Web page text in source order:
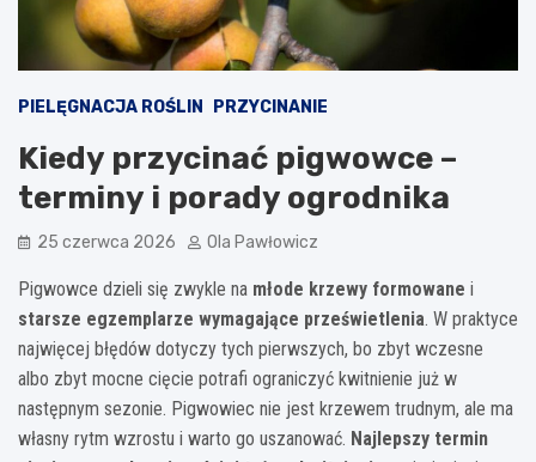
PIELĘGNACJA ROŚLIN PRZYCINANIE
Kiedy przycinać pigwowce –
terminy i porady ogrodnika
25 czerwca 2026 Ola Pawłowicz
Pigwowce dzieli się zwykle na młode krzewy formowane i
starsze egzemplarze wymagające prześwietlenia. W praktyce
najwięcej błędów dotyczy tych pierwszych, bo zbyt wczesne
albo zbyt mocne cięcie potrafi ograniczyć kwitnienie już w
następnym sezonie. Pigwowiec nie jest krzewem trudnym, ale ma
własny rytm wzrostu i warto go uszanować. Najlepszy termin